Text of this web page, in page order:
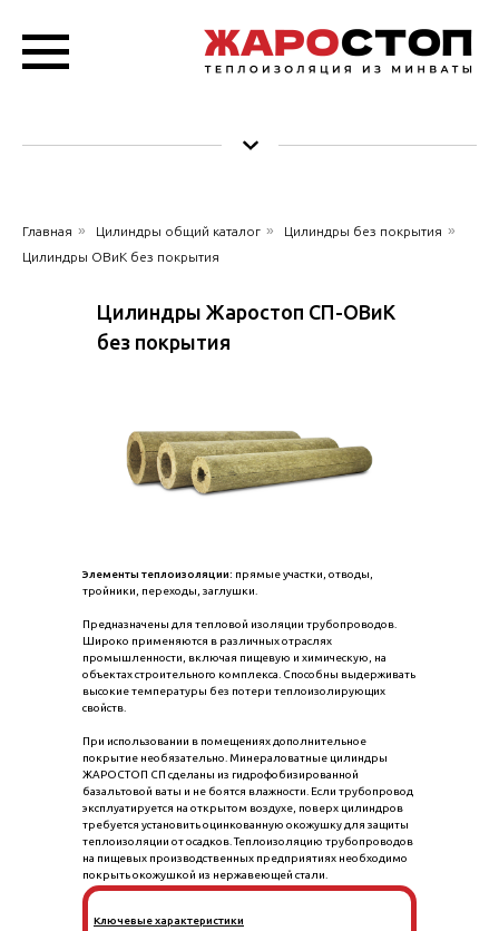
Главная » Цилиндры общий каталог » Цилиндры без покрытия »
Цилиндры ОВиК без покрытия
Цилиндры Жаростоп СП-ОВиК
без покрытия
Элементы теплоизоляции: прямые участки, отводы,
тройники, переходы, заглушки.
Предназначены для тепловой изоляции трубопроводов.
Широко применяются в различных отраслях
промышленности, включая пищевую и химическую, на
объектах строительного комплекса. Способны выдерживать
высокие температуры без потери теплоизолирующих
свойств.
При использовании в помещениях дополнительное
покрытие необязательно. Минераловатные цилиндры
ЖАРОСТОП СП сделаны из гидрофобизированной
базальтовой ваты и не боятся влажности. Если трубопровод
эксплуатируется на открытом воздухе, поверх цилиндров
требуется установить оцинкованную окожушку для защиты
теплоизоляции от осадков. Теплоизоляцию трубопроводов
на пищевых производственных предприятиях необходимо
покрыть окожушкой из нержавеющей стали.
Ключевые характеристики